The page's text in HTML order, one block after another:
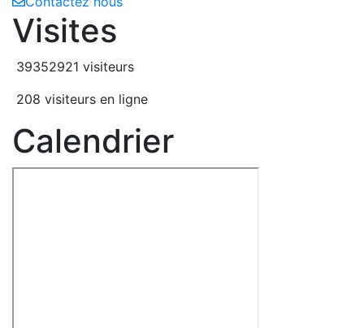
Visites
39352921 visiteurs
208 visiteurs en ligne
Calendrier